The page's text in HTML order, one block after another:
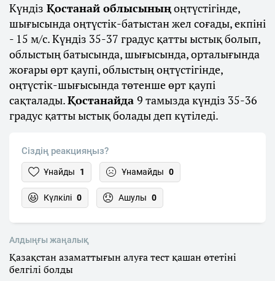
Күндіз Қостанай облысыныңоңтүстігінде,
шығысында оңтүстік-батыстан жел соғады, екпіні
- 15 м/с. Күндіз 35-37 градус қатты ыстық болып,
облыстың батысында, шығысында, орталығында
жоғары өрт қаупі, облыстың оңтүстігінде,
оңтүстік-шығысында төтенше өрт қаупі
сақталады.Қостанайда 9 тамызда күндіз 35-36
градус қатты ыстық болады деп күтіледі.
Сіздің реакцияңыз?
Ұнайды 1 Ұнамайды 0
Күлкілі 0 Ашулы 0
Алдыңғы жаңалық
Қазақстан азаматтығын алуға тест қашан өтетіні
белгілі болды